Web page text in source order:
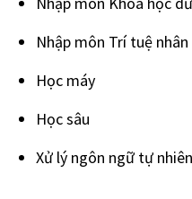
Nhập môn Trí tuệ
Học máy
Học sâu
Xử lý ngôn ngữ tự nhiên